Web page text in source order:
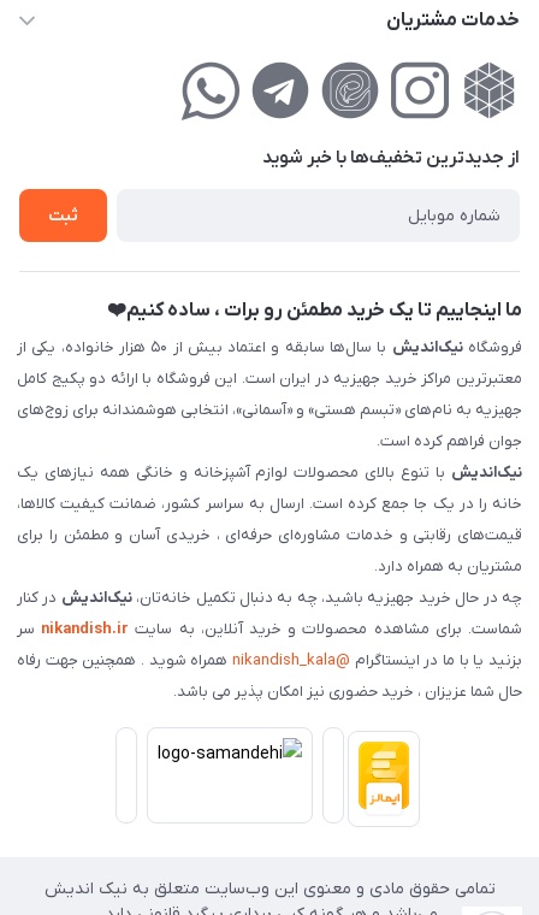
کوچه گلریز 4 غربی ، پلاک 13
حساب کاربری
لیست محصولات
خدمات مشتریان
راهنمای‌خرید‌آنلاین
حریم خصوصی
فروش‌اقساطی
از جدید‌ترین تخفیف‌ها با‌ خبر شوید
ثبت
ما اینجاییم تا یک خرید مطمئن رو برات ، ساده کنیم❤️
فروشگاهنیک‌اندیش
با سال‌ها سابقه و اعتماد بیش از ۵۰ هزار خانواده، یکی از
معتبرترین مراکز خرید جهیزیه در ایران است. این فروشگاه با ارائه دو پکیج کامل
جهیزیه به نام‌های «تبسم هستی» و «آسمانی»، انتخابی هوشمندانه برای زوج‌های
جوان فراهم کرده است.
نیک‌اندیش با تنوع بالای محصولات لوازم آشپزخانه و خانگی همه نیازهای یک
خانه را در یک جا جمع کرده است. ارسال به سراسر کشور، ضمانت کیفیت کالاها،
قیمت‌های رقابتی و خدمات مشاوره‌ای حرفه‌ای ، خریدی آسان و مطمئن را برای
مشتریان به همراه دارد.
چه در حال خرید جهیزیه باشید، چه به دنبال تکمیل خانه‌تان،نیک‌اندیش در کنار
شماست. برای مشاهده محصولات و خرید آنلاین، به سایت nikandish.ir سر
بزنید یا با ما در اینستاگرام @nikandish_kala
همراه شوید . همچنین جهت رفاه
حال شما عزیزان ، خرید حضوری نیز امکان پذیر می باشد.
تمامی حقوق مادی و معنوی این وب‌سایت متعلق به نیک اندیش